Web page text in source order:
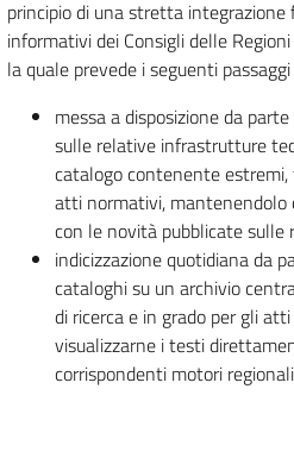
principio di una stretta
informativi dei Consigli delle
la quale prevede i seguenti
messa a disposizione da
sulle relative infrastrutture
catalogo contenente
atti normativi,
con le novità pubblicate
indicizzazione quotidiana da
cataloghi su un archivio
di ricerca e in grado per gli
visualizzarne i testi
corrispondenti motori